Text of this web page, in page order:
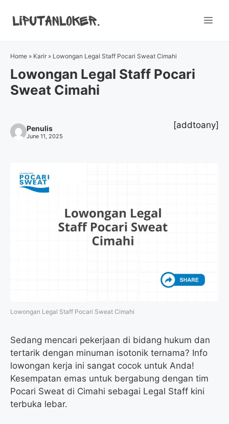
Home » Karir » Lowongan Legal Staff Pocari Sweat Cimahi
Lowongan Legal Staff Pocari
Sweat Cimahi
Penulis
June 11, 2025
[addtoany]
Lowongan Legal Staff Pocari Sweat Cimahi
Sedang mencari pekerjaan di bidang hukum dan
tertarik dengan minuman isotonik ternama? Info
lowongan kerja ini sangat cocok untuk Anda!
Kesempatan emas untuk bergabung dengan tim
Pocari Sweat di Cimahi sebagai Legal Staff kini
terbuka lebar.